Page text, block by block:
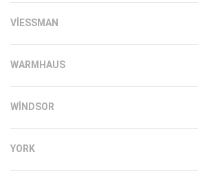
VIESSMAN
WARMHAUS
WINDSOR
YORK